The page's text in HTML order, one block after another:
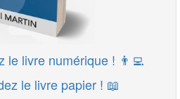
le livre numérique ! 👨‍💻
le livre papier ! 📖